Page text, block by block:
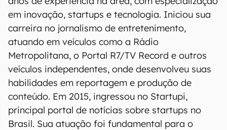
em inovação, startups e tecnologia. Iniciou sua
carreira no jornalismo de entretenimento,
atuando em veículos como a Rádio
Metropolitana, o Portal R7/TV Record e outros
veículos independentes, onde desenvolveu suas
habilidades em reportagem e produção de
conteúdo. Em 2015, ingressou no Startupi,
principal portal de notícias sobre startups no
Brasil. Sua atuação foi fundamental para o